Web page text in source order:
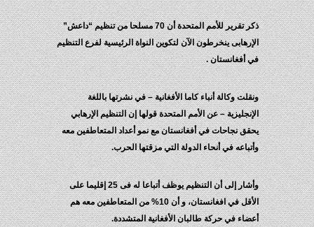
ذكر تقرير للأمم المتحدة أن 70 مسلحا من تنظيم “داعش”
الإرهابى ينخرطون الآن لتكوين النواة الرئيسية لفرع التنظيم
في أفغانستان .
ونقلت وكالة أنباء كاما الأفغانية – في نشرتها باللغة
الإنجليزية – عن الأمم المتحدة قولها إن التنظيم الإرهابي
يحقق نجاحات في أفغانستان مع نمو أعداد المتعاطفين معه
وأتباعه في أنحاء الدولة التي مزقتها الحرب.
وأشار إلى أن التنظيم يوظف أتباعا له فى 25 إقليما على
الأقل في افغانستان، و أن 10% من المتعاطفين معه هم
أعضاء في حركة طالبان الأفغانية المتشددة.